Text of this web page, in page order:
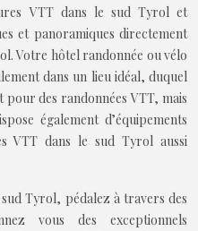
VTT dans le sud Tyrol et
et panoramiques directement
Votre hôtel randonnée ou vélo
dans un lieu idéal, duquel
des randonnées VTT, mais
également d’équipements
VTT dans le sud Tyrol aussi
Tyrol, pédalez à travers des
vous des exceptionnels